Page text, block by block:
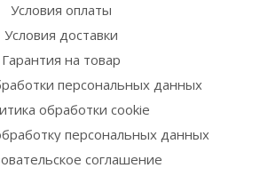
Условия оплаты
Условия доставки
Гарантия на товар
персональных данных
обработки cookie
персональных данных
соглашение